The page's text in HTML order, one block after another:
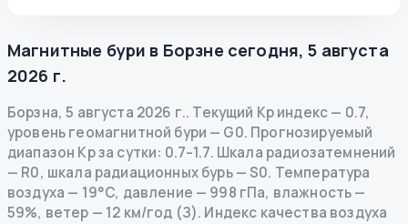
Магнитные бури в Борзне сегодня, 5 августа
2026 г.
Борзна,5 августа 2026 г.. Текущий Kp индекс— 0.7,
уровень геомагнитной бури — G0. Прогнозируемый
диапазон Kp за сутки: 0.7–1.7. Шкала радиозатемнений
— R0, шкала радиационных бурь— S0. Температура
воздуха — 19°C, давление — 998 гПа, влажность —
59%, ветер — 12 км/год (З). Индекс качества воздуха